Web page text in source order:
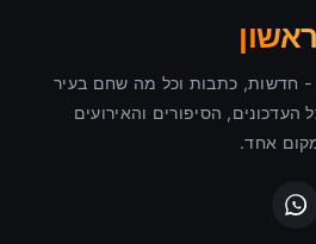
ראשון
- חדשות, כתבות וכל מה שחם בעיר
העדכונים, הסיפורים והאירועים
אחד.